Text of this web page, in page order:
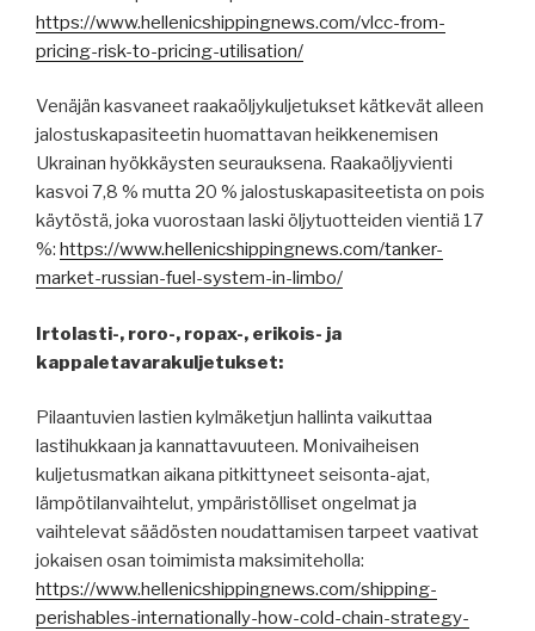
https://www.hellenicshippingnews.com/vlcc-from-
pricing-risk-to-pricing-utilisation/
Venäjän kasvaneet raakaöljykuljetukset kätkevät alleen
jalostuskapasiteetin huomattavan heikkenemisen
Ukrainan hyökkäysten seurauksena. Raakaöljyvienti
kasvoi 7,8 % mutta 20 % jalostuskapasiteetista on pois
käytöstä, joka vuorostaan laski öljytuotteiden vientiä 17
%: https://www.hellenicshippingnews.com/tanker-
market-russian-fuel-system-in-limbo/
Irtolasti-, roro-, ropax-, erikois- ja
kappaletavarakuljetukset:
Pilaantuvien lastien kylmäketjun hallinta vaikuttaa
lastihukkaan ja kannattavuuteen. Monivaiheisen
kuljetusmatkan aikana pitkittyneet seisonta-ajat,
lämpötilanvaihtelut, ympäristölliset ongelmat ja
vaihtelevat säädösten noudattamisen tarpeet vaativat
jokaisen osan toimimista maksimiteholla:
https://www.hellenicshippingnews.com/shipping-
perishables-internationally-how-cold-chain-strategy-